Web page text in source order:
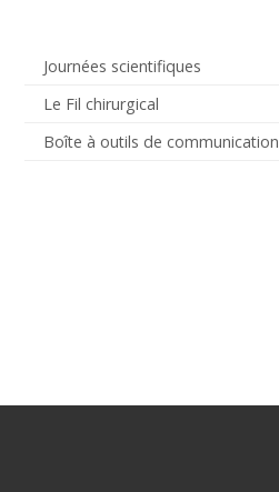
Journées scientifiques
Le Fil chirurgical
Boîte à outils de communication